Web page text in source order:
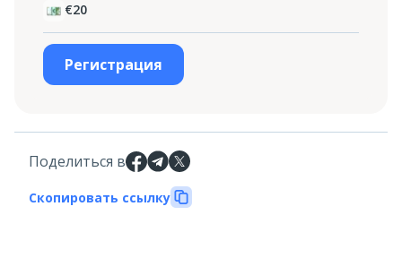
€20
Регистрация
Поделиться в
Скопировать ссылку